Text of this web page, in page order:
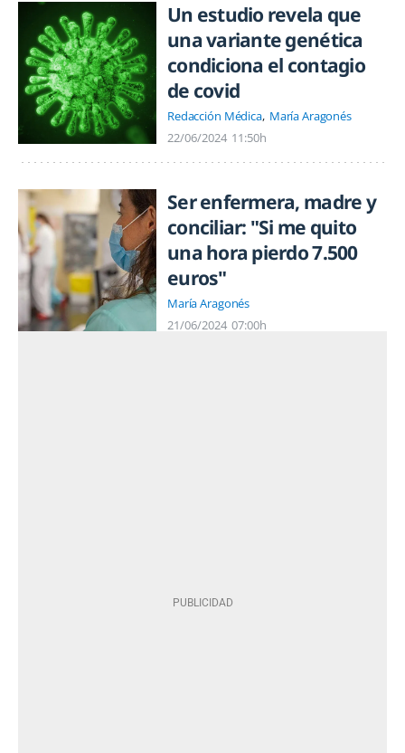
Un estudio revela que
una variante genética
condiciona el contagio
de covid
Redacción Médica María Aragonés
22/06/2024 11:50h
Ser enfermera, madre y
conciliar: "Si me quito
una hora pierdo 7.500
euros"
María Aragonés
21/06/2024 07:00h